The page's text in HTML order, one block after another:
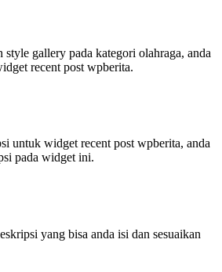
gallery pada kategori olahraga, anda
recent post wpberita.
untuk widget recent post wpberita, anda
pada widget ini.
yang bisa anda isi dan sesuaikan